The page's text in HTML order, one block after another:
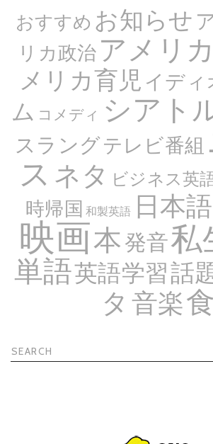
おすすめ お知らせ
リカ政治アメリ
メリカ育児 イディ
ム コメディ シアト
スラングテレビ番組
ス ネタ ビジネス英
時帰国 和製英語 日本
映画本発音私
単語英語学習話
タ 音楽食